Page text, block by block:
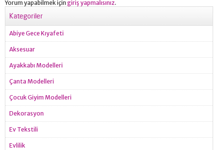
Yorum yapabilmek için giriş yapmalısınız.
Kategoriler
Abiye Gece Kıyafeti
Aksesuar
Ayakkabı Modelleri
Çanta Modelleri
Çocuk Giyim Modelleri
Dekorasyon
Ev Tekstili
Evlilik